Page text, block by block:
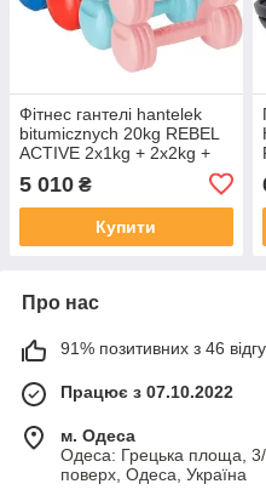
Фітнес гантелі hantelek
bitumicznych 20kg REBEL
ACTIVE 2x1kg + 2x2kg +
5 010 ₴
Купити
Про нас
91% позитивних з 46
Працює з 07.10.2022
м. Одеса
Одеса: Грецька площа,
поверх, Одеса, Україна